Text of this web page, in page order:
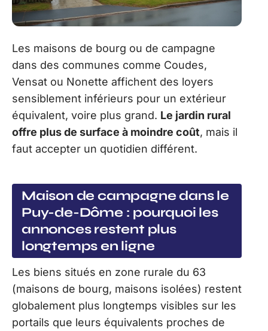
Les maisons de bourg ou de campagne
dans des communes comme Coudes,
Vensat ou Nonette affichent des loyers
sensiblement inférieurs pour un extérieur
équivalent, voire plus grand. Le jardin rural
offre plus de surface à moindre coût, mais il
faut accepter un quotidien différent.
Maison de campagne dans le
Puy-de-Dôme : pourquoi les
annonces restent plus
longtemps en ligne
Les biens situés en zone rurale du 63
(maisons de bourg, maisons isolées) restent
globalement plus longtemps visibles sur les
portails que leurs équivalents proches de